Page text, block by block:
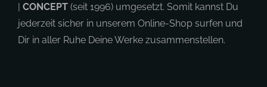
| CONCEPT(seit 1996) umgesetzt. Somit kannst Du
jederzeit sicher in unserem Online-Shop surfen und
Dir in aller Ruhe Deine Werke zusammenstellen.